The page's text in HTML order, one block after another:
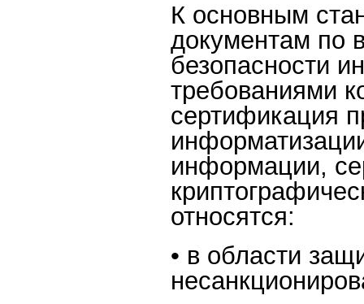
К основным
документам по
безопасности
требованиями
сертификация
информации,
относятся:
• в области